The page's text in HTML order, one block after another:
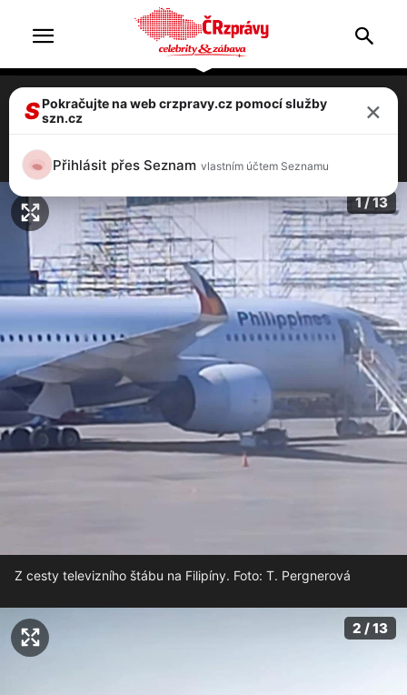
Tereza Pergnerová odletěla na Filipíny!
1 / 13
Z cesty televizního štábu na Filipíny. Foto: T. Pergnerová
2 / 13
SPokračujte na web crzpravy.cz pomocí služby
szn.cz
×
Přihlásit přes Seznam vlastním účtem Seznamu